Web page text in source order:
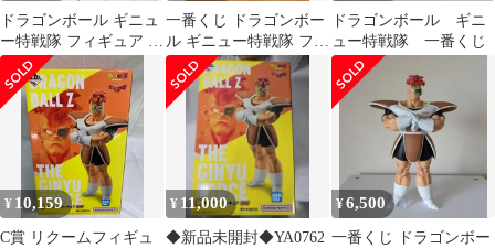
ドラゴンボール ギニュ
ー特戦隊 フィギュア 5
体セット 一番くじ
一番くじ ドラゴンボー
ル ギニュー特戦隊 フリ
ーザ フィギュア セット
ドラゴンボール ギニ
ュー特戦隊 一番くじ
¥ 10,159
C賞 リクームフィギュ
¥ 11,000
◆新品未開封◆YA0762
¥6,500
一番くじ ドラゴンボー